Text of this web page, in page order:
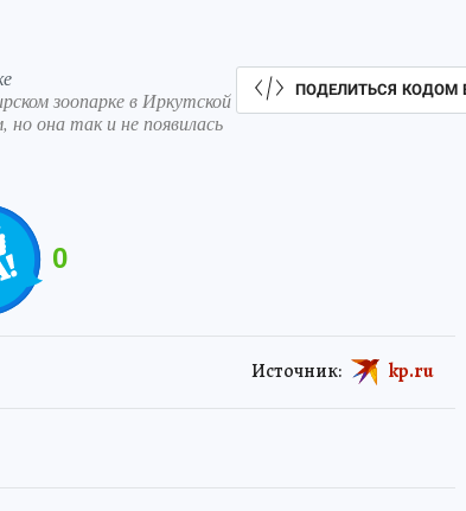
зоопарке в Иркутской
она так и не появилась
ПОДЕЛИТЬСЯ КОДОМ
0
Источник: kp.ru